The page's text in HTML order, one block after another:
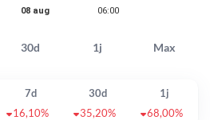
30d 1j Max
7d 30d
1j
16,10% 35,20% 68,00%